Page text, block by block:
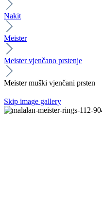
Nakit
Meister
Meister vjenčano prstenje
Meister muški vjenčani prsten
Skip image gallery